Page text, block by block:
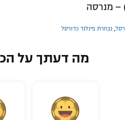
נבחרת פינלנד כדורסל
מה דעתך על